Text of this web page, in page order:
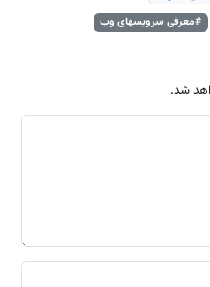
#معرفی سرویسهای وب
شد.